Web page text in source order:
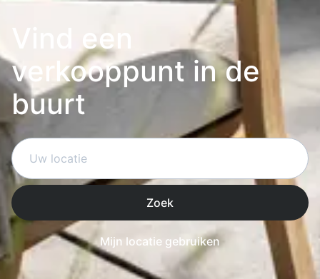
Vind een
verkooppunt in de
buurt
Zoek
Mijn locatie gebruiken